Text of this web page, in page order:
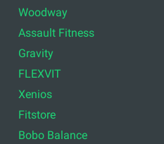
Woodway
Assault Fitness
Gravity
FLEXVIT
Xenios
Fitstore
Bobo Balance